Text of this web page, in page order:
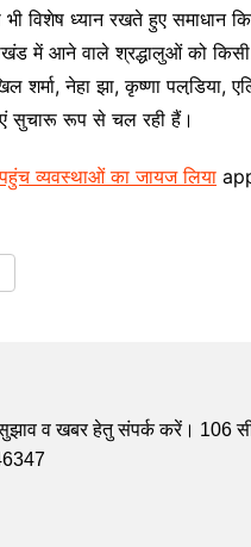
विशेष ध्यान रखते हुए समाधान
में आने वाले श्रद्धालुओं को
शर्मा, नेहा झा, कृष्णा पलडि़या,
सुचारू रूप से चल रही हैं।
पहुंच व्यवस्थाओं का जायज लिया
व खबर हेतु संपर्क करें। 106